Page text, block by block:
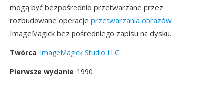
mogą być bezpośrednio przetwarzane przez
rozbudowane operacje przetwarzania obrazów
ImageMagick bez pośredniego zapisu na dysku.
Twórca: ImageMagick Studio LLC
Pierwsze wydanie: 1990